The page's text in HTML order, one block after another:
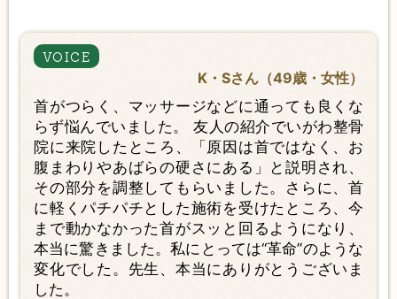
K・Sさん（49歳・女性）
首がつらく、マッサージなどに通っても良くな
らず悩んでいました。 友人の紹介でいがわ整骨
院に来院したところ、「原因は首ではなく、お
腹まわりやあばらの硬さにある」と説明され、
その部分を調整してもらいました。さらに、首
に軽くパチパチとした施術を受けたところ、今
まで動かなかった首がスッと回るようになり、
本当に驚きました。私にとっては“革命”のような
変化でした。先生、本当にありがとうございま
した。